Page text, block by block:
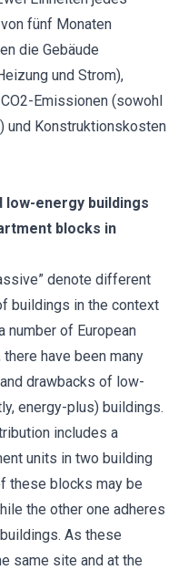
fünf Monaten
die Gebäude
und Strom),
Emissionen (sowohl
und Konstruktionskosten
low-energy buildings
blocks in
denote different
buildings in the context
number of European
have been many
drawbacks of low-
energy-plus) buildings.
includes a
units in two building
these blocks may be
the other one adheres
As these
same site and at the